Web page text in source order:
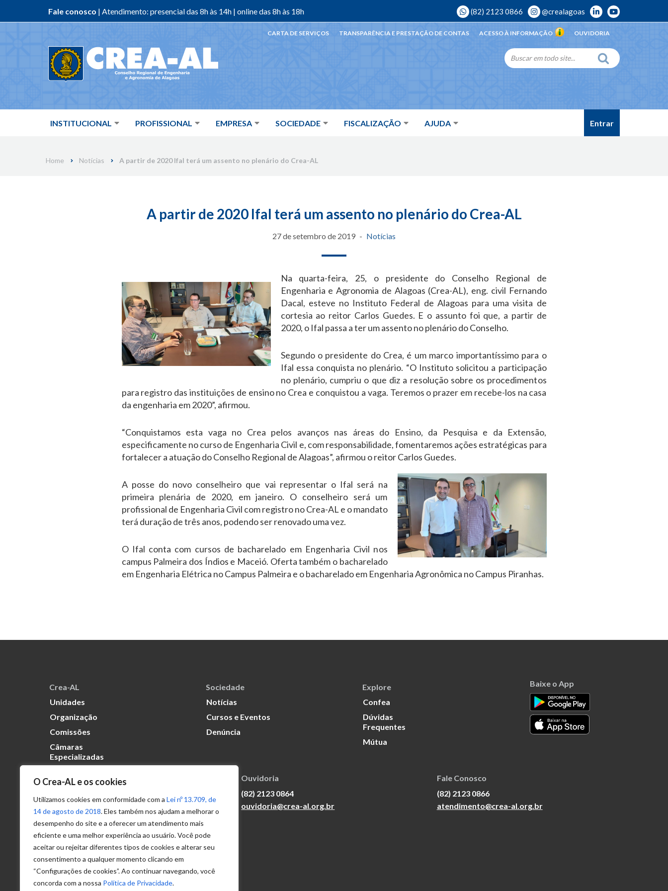
O Crea-AL e os cookies
Utilizamos cookies em conformidade com a Lei nº 13.709, de
14 de agosto de 2018. Eles também nos ajudam a melhorar o
desempenho do site e a oferecer um atendimento mais
eficiente e uma melhor experiência ao usuário. Você pode
aceitar ou rejeitar diferentes tipos de cookies e alterar seu
consentimento a qualquer momento clicando em
“Configurações de cookies”. Ao continuar navegando, você
concorda com a nossa Política de Privacidade.
Fale conosco | Atendimento: presencial das 8h às 14h | online das 8h às 18h (82) 2123 0866 @crealagoas
INSTITUCIONAL PROFISSIONAL EMPRESA SOCIEDADE FISCALIZAÇÃO AJUDA
OUVIDORIA
ACESSO À INFORMAÇÃO
TRANSPARÊNCIA E PRESTAÇÃO DE CONTAS
CARTA DE SERVIÇOS
Entrar
Home Notícias A partir de 2020 Ifal terá um assento no plenário do Crea-AL
A partir de 2020 Ifal terá um assento no plenário do Crea-AL
27 de setembro de 2019 Notícias
Na quarta-feira, 25, o presidente do Conselho Regional de
Engenharia e Agronomia de Alagoas (Crea-AL), eng. civil Fernando
Dacal, esteve no Instituto Federal de Alagoas para uma visita de
cortesia ao reitor Carlos Guedes. E o assunto foi que, a partir de
2020, o Ifal passa a ter um assento no plenário do Conselho.
Segundo o presidente do Crea, é um marco importantíssimo para o
Ifal essa conquista no plenário. “O Instituto solicitou a participação
no plenário, cumpriu o que diz a resolução sobre os procedimentos
para registro das instituições de ensino no Crea e conquistou a vaga. Teremos o prazer em recebe-los na casa
da engenharia em 2020”, afirmou.
“Conquistamos esta vaga no Crea pelos avanços nas áreas do Ensino, da Pesquisa e da Extensão,
especificamente no curso de Engenharia Civil e, com responsabilidade, fomentaremos ações estratégicas para
fortalecer a atuação do Conselho Regional de Alagoas”, afirmou o reitor Carlos Guedes.
A posse do novo conselheiro que vai representar o Ifal será na
primeira plenária de 2020, em janeiro. O conselheiro será um
profissional de Engenharia Civil com registro no Crea-AL e o mandato
terá duração de três anos, podendo ser renovado uma vez.
O Ifal conta com cursos de bacharelado em Engenharia Civil nos
campus Palmeira dos Índios e Maceió. Oferta também o bacharelado
em Engenharia Elétrica no Campus Palmeira e o bacharelado em Engenharia Agronômica no Campus Piranhas.
Crea-AL
Unidades
Organização
Comissões
Câmaras
Especializadas
Sociedade
Notícias
Cursos e Eventos
Denúncia
Explore
Confea
Dúvidas
Frequentes
Mútua
Baixe o App
Transparência
Portal
Acesso à
Informação
Política de
Privacidade de
Dados
Ouvidoria
(82) 2123 0864
ouvidoria@crea-al.org.br
Fale Conosco
(82) 2123 0866
atendimento@crea-al.org.br